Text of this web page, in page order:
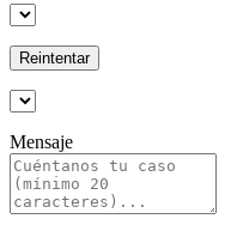
Reintentar
Mensaje